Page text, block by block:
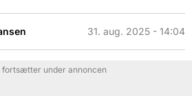
31. aug. 2025 - 14:04
fortsætter under annoncen